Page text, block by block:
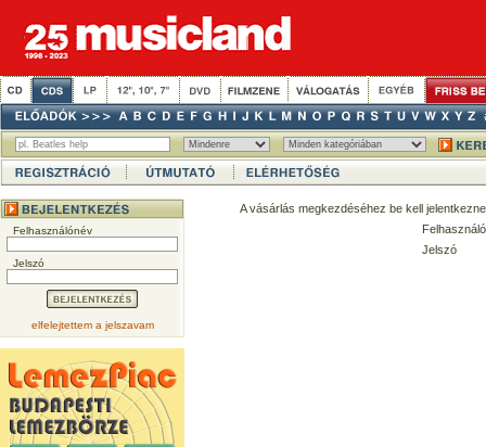
Felhasználónév
Jelszó
elfelejtettem a jelszavam
A vásárlás megkezdéséhez be kell
Jelszó